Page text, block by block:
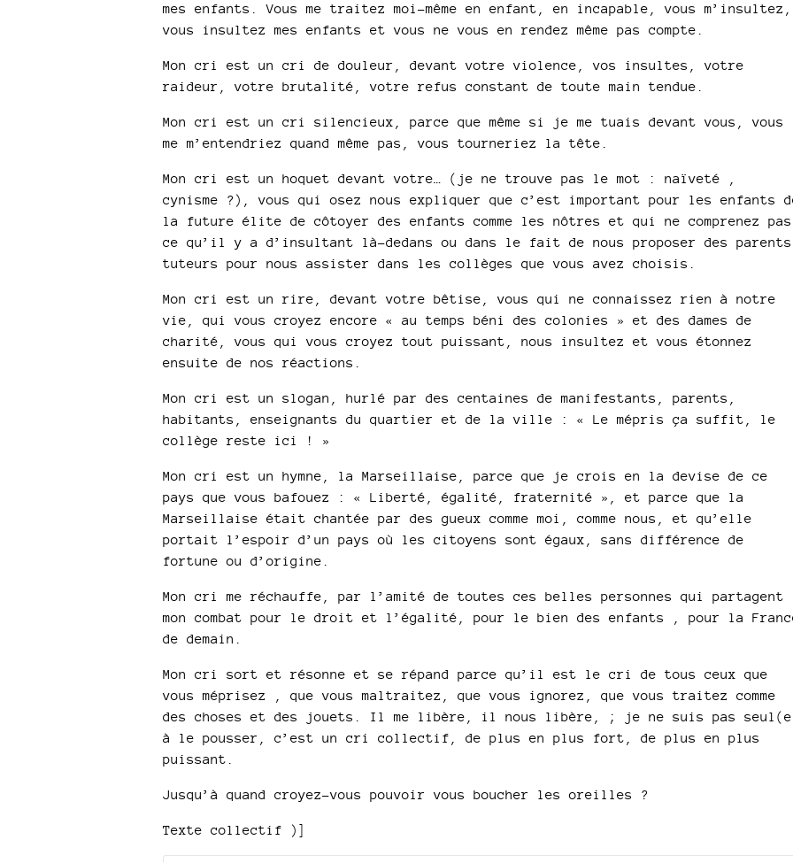
mes enfants. Vous me traitez moi-même en enfant, en incapable, vous m’insultez,
vous insultez mes enfants et vous ne vous en rendez même pas compte.
Mon cri est un cri de douleur, devant votre violence, vos insultes, votre
raideur, votre brutalité, votre refus constant de toute main tendue.
Mon cri est un cri silencieux, parce que même si je me tuais devant vous, vous
me m’entendriez quand même pas, vous tourneriez la tête.
Mon cri est un hoquet devant votre… (je ne trouve pas le mot : naïveté ,
cynisme ?), vous qui osez nous expliquer que c’est important pour les enfants
la future élite de côtoyer des enfants comme les nôtres et qui ne comprenez pas
ce qu’il y a d’insultant là-dedans ou dans le fait de nous proposer des parents
tuteurs pour nous assister dans les collèges que vous avez choisis.
Mon cri est un rire, devant votre bêtise, vous qui ne connaissez rien à notre
vie, qui vous croyez encore « au temps béni des colonies » et des dames de
charité, vous qui vous croyez tout puissant, nous insultez et vous étonnez
ensuite de nos réactions.
Mon cri est un slogan, hurlé par des centaines de manifestants, parents,
habitants, enseignants du quartier et de la ville : « Le mépris ça suffit, le
collège reste ici ! »
Mon cri est un hymne, la Marseillaise, parce que je crois en la devise de ce
pays que vous bafouez : « Liberté, égalité, fraternité », et parce que la
Marseillaise était chantée par des gueux comme moi, comme nous, et qu’elle
portait l’espoir d’un pays où les citoyens sont égaux, sans différence de
fortune ou d’origine.
Mon cri me réchauffe, par l’amité de toutes ces belles personnes qui partagent
mon combat pour le droit et l’égalité, pour le bien des enfants , pour la
de demain.
Mon cri sort et résonne et se répand parce qu’il est le cri de tous ceux que
vous méprisez , que vous maltraitez, que vous ignorez, que vous traitez comme
des choses et des jouets. Il me libère, il nous libère, ; je ne suis pas
à le pousser, c’est un cri collectif, de plus en plus fort, de plus en plus
puissant.
Jusqu’à quand croyez-vous pouvoir vous boucher les oreilles ?
Texte collectif )]